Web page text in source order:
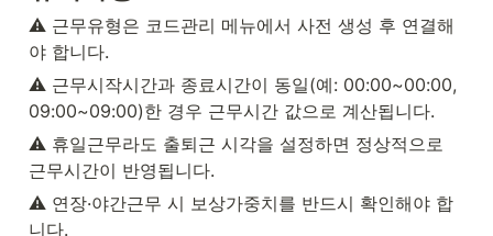
⚠️ 근무유형은 코드관리 메뉴에서 사전 생성 후 연결해
야 합니다.
⚠️ 근무시작시간과 종료시간이 동일(예: 00:00~00:00,
09:00~09:00)한 경우 근무시간 값으로 계산됩니다.
⚠️ 휴일근무라도 출퇴근 시각을 설정하면 정상적으로
근무시간이 반영됩니다.
⚠️ 연장·야간근무 시 보상가중치를 반드시 확인해야 합
니다.